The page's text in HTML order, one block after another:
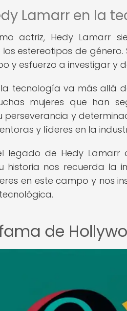
Lamarr en la
actriz, Hedy Lamarr
estereotipos de
y esfuerzo a investigar y
tecnología va más allá
mujeres que han
perseverancia y
y líderes en la
legado de Hedy
historia nos recuerda
en este campo y nos
de